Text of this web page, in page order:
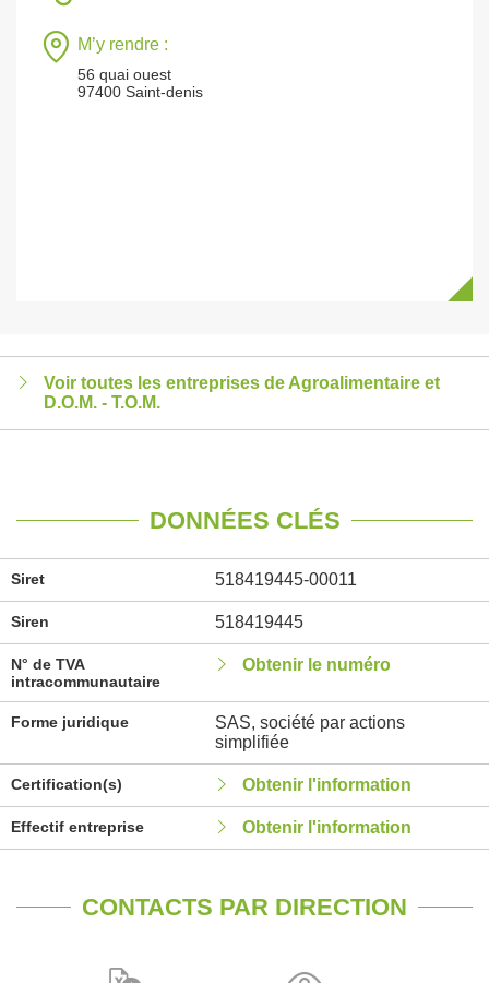
M’y rendre :
56 quai ouest
97400 Saint-denis
Voir toutes les entreprises de Agroalimentaire et
D.O.M. - T.O.M.
DONNÉES CLÉS
Siret 518419445-00011
Siren 518419445
N° de TVA
intracommunautaire
Obtenir le numéro
Forme juridique
SAS, société par actions
simplifiée
Certification(s) Obtenir l'information
Effectif entreprise Obtenir l'information
CONTACTS PAR DIRECTION